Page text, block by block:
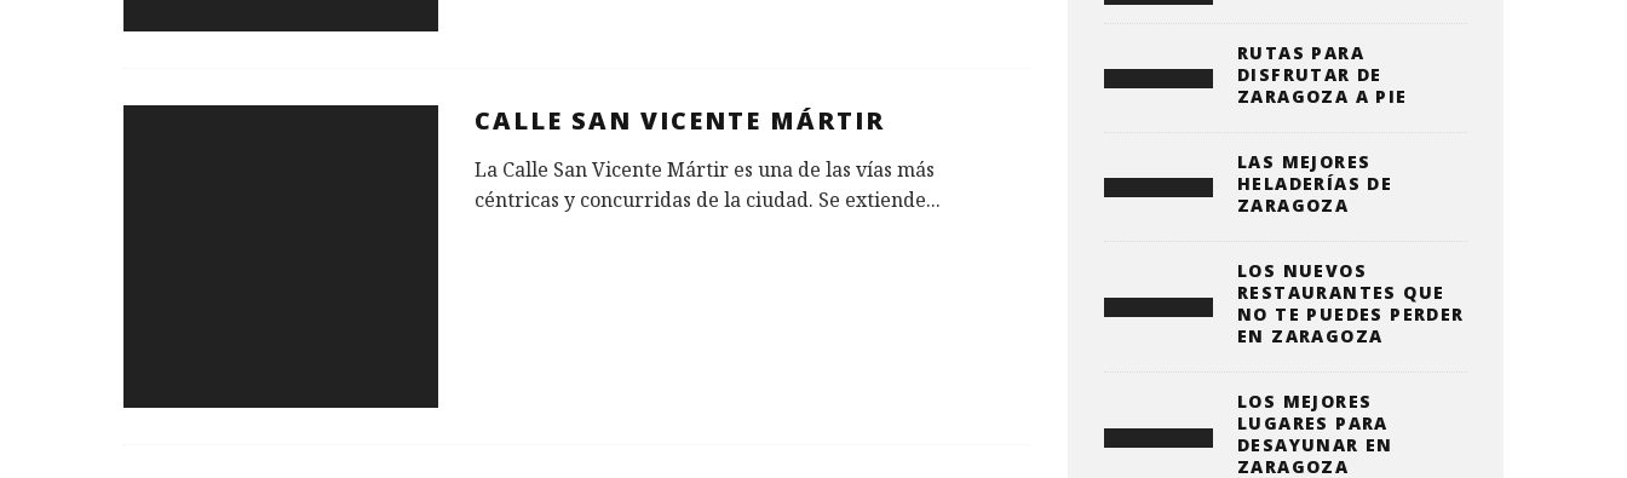
CALLE SAN VICENTE MÁRTIR
La Calle San Vicente Mártir es una de las vías más
céntricas y concurridas de la ciudad. Se extiende...
RUTAS PARA
DISFRUTAR DE
ZARAGOZA A PIE
LAS MEJORES
HELADERÍAS DE
ZARAGOZA
LOS NUEVOS
RESTAURANTES QUE
NO TE PUEDES PERDER
EN ZARAGOZA
LOS MEJORES
LUGARES PARA
DESAYUNAR EN
ZARAGOZA